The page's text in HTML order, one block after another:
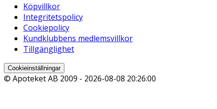
Köpvillkor
Integritetspolicy
Cookiepolicy
Kundklubbens medlemsvillkor
Tillgänglighet
Cookieinställningar
© Apoteket AB 2009 - 2026-08-08 20:26:00